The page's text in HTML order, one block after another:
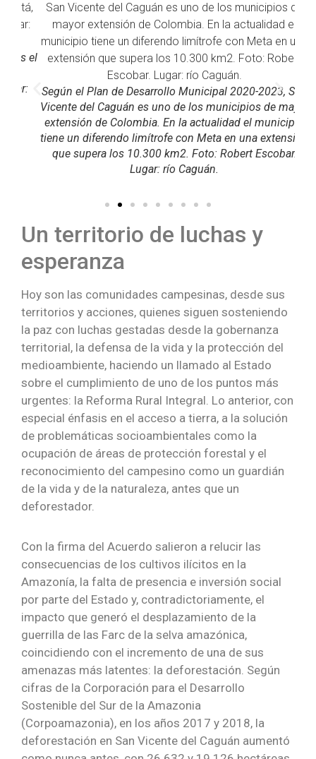
Según el Plan de Desarrollo Municipal 2020-2023, San
Vicente del Caguán es uno de los municipios de mayor
extensión de Colombia. En la actualidad el municipio
tiene un diferendo limítrofe con Meta en una extensión
que supera los 10.300 km2. Foto: Robert Escobar.
Lugar: río Caguán.
Un territorio de luchas y
esperanza
Hoy son las comunidades campesinas, desde sus
territorios y acciones, quienes siguen sosteniendo
la paz con luchas gestadas desde la gobernanza
territorial, la defensa de la vida y la protección del
medioambiente, haciendo un llamado al Estado
sobre el cumplimiento de uno de los puntos más
urgentes: la Reforma Rural Integral. Lo anterior, con
especial énfasis en el acceso a tierra, a la solución
de problemáticas socioambientales como la
ocupación de áreas de protección forestal y el
reconocimiento del campesino como un guardián
de la vida y de la naturaleza, antes que un
deforestador.
Con la firma del Acuerdo salieron a relucir las
consecuencias de los cultivos ilícitos en la
Amazonía, la falta de presencia e inversión social
por parte del Estado y, contradictoriamente, el
impacto que generó el desplazamiento de la
guerrilla de las Farc de la selva amazónica,
coincidiendo con el incremento de una de sus
amenazas más latentes: la deforestación. Según
cifras de la Corporación para el Desarrollo
Sostenible del Sur de la Amazonia
(Corpoamazonia), en los años 2017 y 2018, la
deforestación en San Vicente del Caguán aumentó